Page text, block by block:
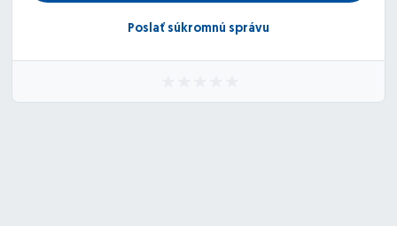
Poslať súkromnú správu